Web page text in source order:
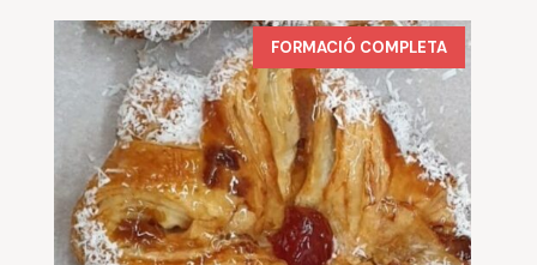
FORMACIÓ COMPLETA